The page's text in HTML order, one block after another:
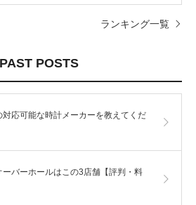
ランキング一覧
PAST POSTS
応可能な時計メーカーを教えてくだ
ーバーホールはこの3店舗【評判・料